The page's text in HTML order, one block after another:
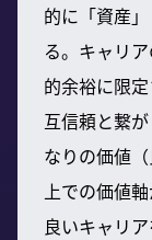
的に「資産
る。キャリ
的余裕に限
互信頼と繋
なりの価値
上での価値
良いキャリ